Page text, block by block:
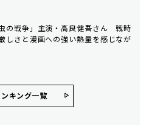
の戦争」主演・高良健吾さん 戦時
しさと漫画への強い熱量を感じなが
キング⼀覧